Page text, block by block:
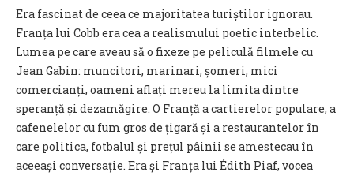
Era fascinat de ceea ce majoritatea turiștilor ignorau.
Franța lui Cobb era cea a realismului poetic interbelic.
Lumea pe care aveau să o fixeze pe peliculă filmele cu
Jean Gabin: muncitori, marinari, șomeri, mici
comercianți, oameni aflați mereu la limita dintre
speranță și dezamăgire. O Franță a cartierelor populare, a
cafenelelor cu fum gros de țigară și a restaurantelor în
care politica, fotbalul și prețul pâinii se amestecau în
aceeași conversație. Era și Franța lui Édith Piaf, vocea